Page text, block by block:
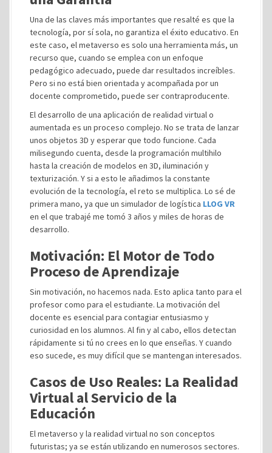
Una de las claves más importantes que resalté es que la
tecnología, por sí sola, no garantiza el éxito educativo. En
este caso, el metaverso es solo una herramienta más, un
recurso que, cuando se emplea con un enfoque
pedagógico adecuado, puede dar resultados increíbles.
Pero si no está bien orientada y acompañada por un
docente comprometido, puede ser contraproducente.
El desarrollo de una aplicación de realidad virtual o
aumentada es un proceso complejo. No se trata de lanzar
unos objetos 3D y esperar que todo funcione. Cada
milisegundo cuenta, desde la programación multihilo
hasta la creación de modelos en 3D, iluminación y
texturización. Y si a esto le añadimos la constante
evolución de la tecnología, el reto se multiplica. Lo sé de
primera mano, ya que un simulador de logística LLOG VR
en el que trabajé me tomó 3 años y miles de horas de
desarrollo.
Motivación: El Motor de Todo
Proceso de Aprendizaje
Sin motivación, no hacemos nada. Esto aplica tanto para el
profesor como para el estudiante. La motivación del
docente es esencial para contagiar entusiasmo y
curiosidad en los alumnos. Al fin y al cabo, ellos detectan
rápidamente si tú no crees en lo que enseñas. Y cuando
eso sucede, es muy difícil que se mantengan interesados.
Casos de Uso Reales: La Realidad
Virtual al Servicio de la
Educación
El metaverso y la realidad virtual no son conceptos
futuristas; ya se están utilizando en numerosos sectores.